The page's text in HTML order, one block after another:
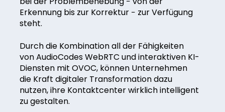
Erkennung bis zur Korrektur − zur Verfügung
steht.
Durch die Kombination all der Fähigkeiten
von AudioCodes WebRTC und interaktiven KI-
Diensten mit OVOC, können Unternehmen
die Kraft digitaler Transformation dazu
nutzen, ihre Kontaktcenter wirklich intelligent
zu gestalten.